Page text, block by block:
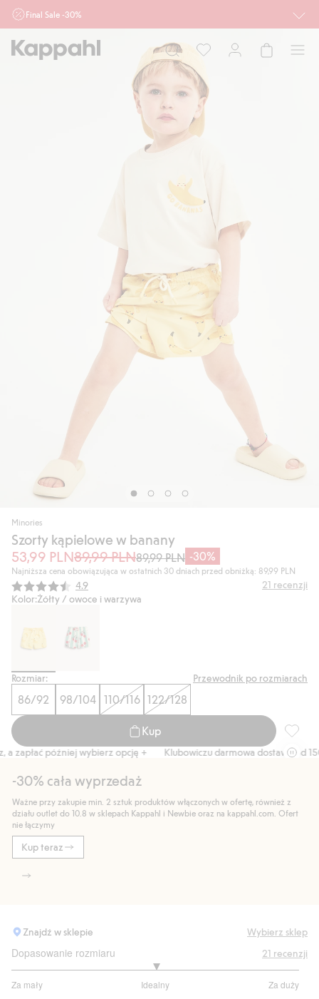
Final Sale -30%
działu outlet do 10.8 w sklepach Kappahl i Newbie oraz na kappahl.com. Ofert
nie łączymy
Dziecko
Minories
Szorty kąpielowe w banany
53,99 PLN89,99 PLN89,99 PLN -30%
Najniższa cena obowiązująca w ostatnich 30 dniach przed obniżką: 89,99 PLN
Średnia ocena:
4.9 21 recenzji
Kolor:Żółty / owoce i warzywa
Rozmiar: Przewodnik po rozmiarach
86/92 98/104 110/116 122/128
Kup
zapłać później wybierz opcję + Klubowiczu darmowa dostawa od 150
-30% cała wyprzedaż
Ważne przy zakupie min. 2 sztuk produktów włączonych w ofertę, również z
działu outlet do 10.8 w sklepach Kappahl i Newbie oraz na kappahl.com. Ofert
nie łączymy
Kup teraz
Znajdź w sklepie Wybierz sklep
Dopasowanie rozmiaru
Za mały Idealny Za duży
na
21 recenzji